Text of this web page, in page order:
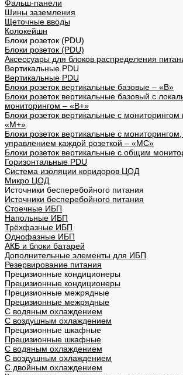
Фальш-панели
Шины заземления
Щеточные вводы
Колокейшн
Блоки розеток (PDU)
Блоки розеток (PDU)
Аксессуары для блоков распределения
Вертикальные PDU
Вертикальные PDU
Блоки розеток вертикальные базовые – «В»
Блоки розеток вертикальные базовый с
мониторингом – «В+»
Блоки розеток вертикальные с мониторингом
«М+»
Блоки розеток вертикальные с
управлением каждой розеткой – «МС»
Блоки розеток вертикальные с общим
Горизонтальные PDU
Система изоляции коридоров ЦОД
Микро ЦОД
Источники бесперебойного питания
Источники бесперебойного питания
Стоечные ИБП
Напольные ИБП
Трёхфазные ИБП
Однофазные ИБП
АКБ и блоки батарей
Дополнительные элементы для ИБП
Резервирование питания
Прецизионные кондиционеры
Прецизионные кондиционеры
Прецизионные межрядные
Прецизионные межрядные
С водяным охлаждением
С воздушным охлаждением
Прецизионные шкафные
Прецизионные шкафные
С водяным охлаждением
С воздушным охлаждением
С двойным охлаждением